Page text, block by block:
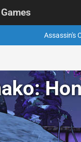
Assassin's